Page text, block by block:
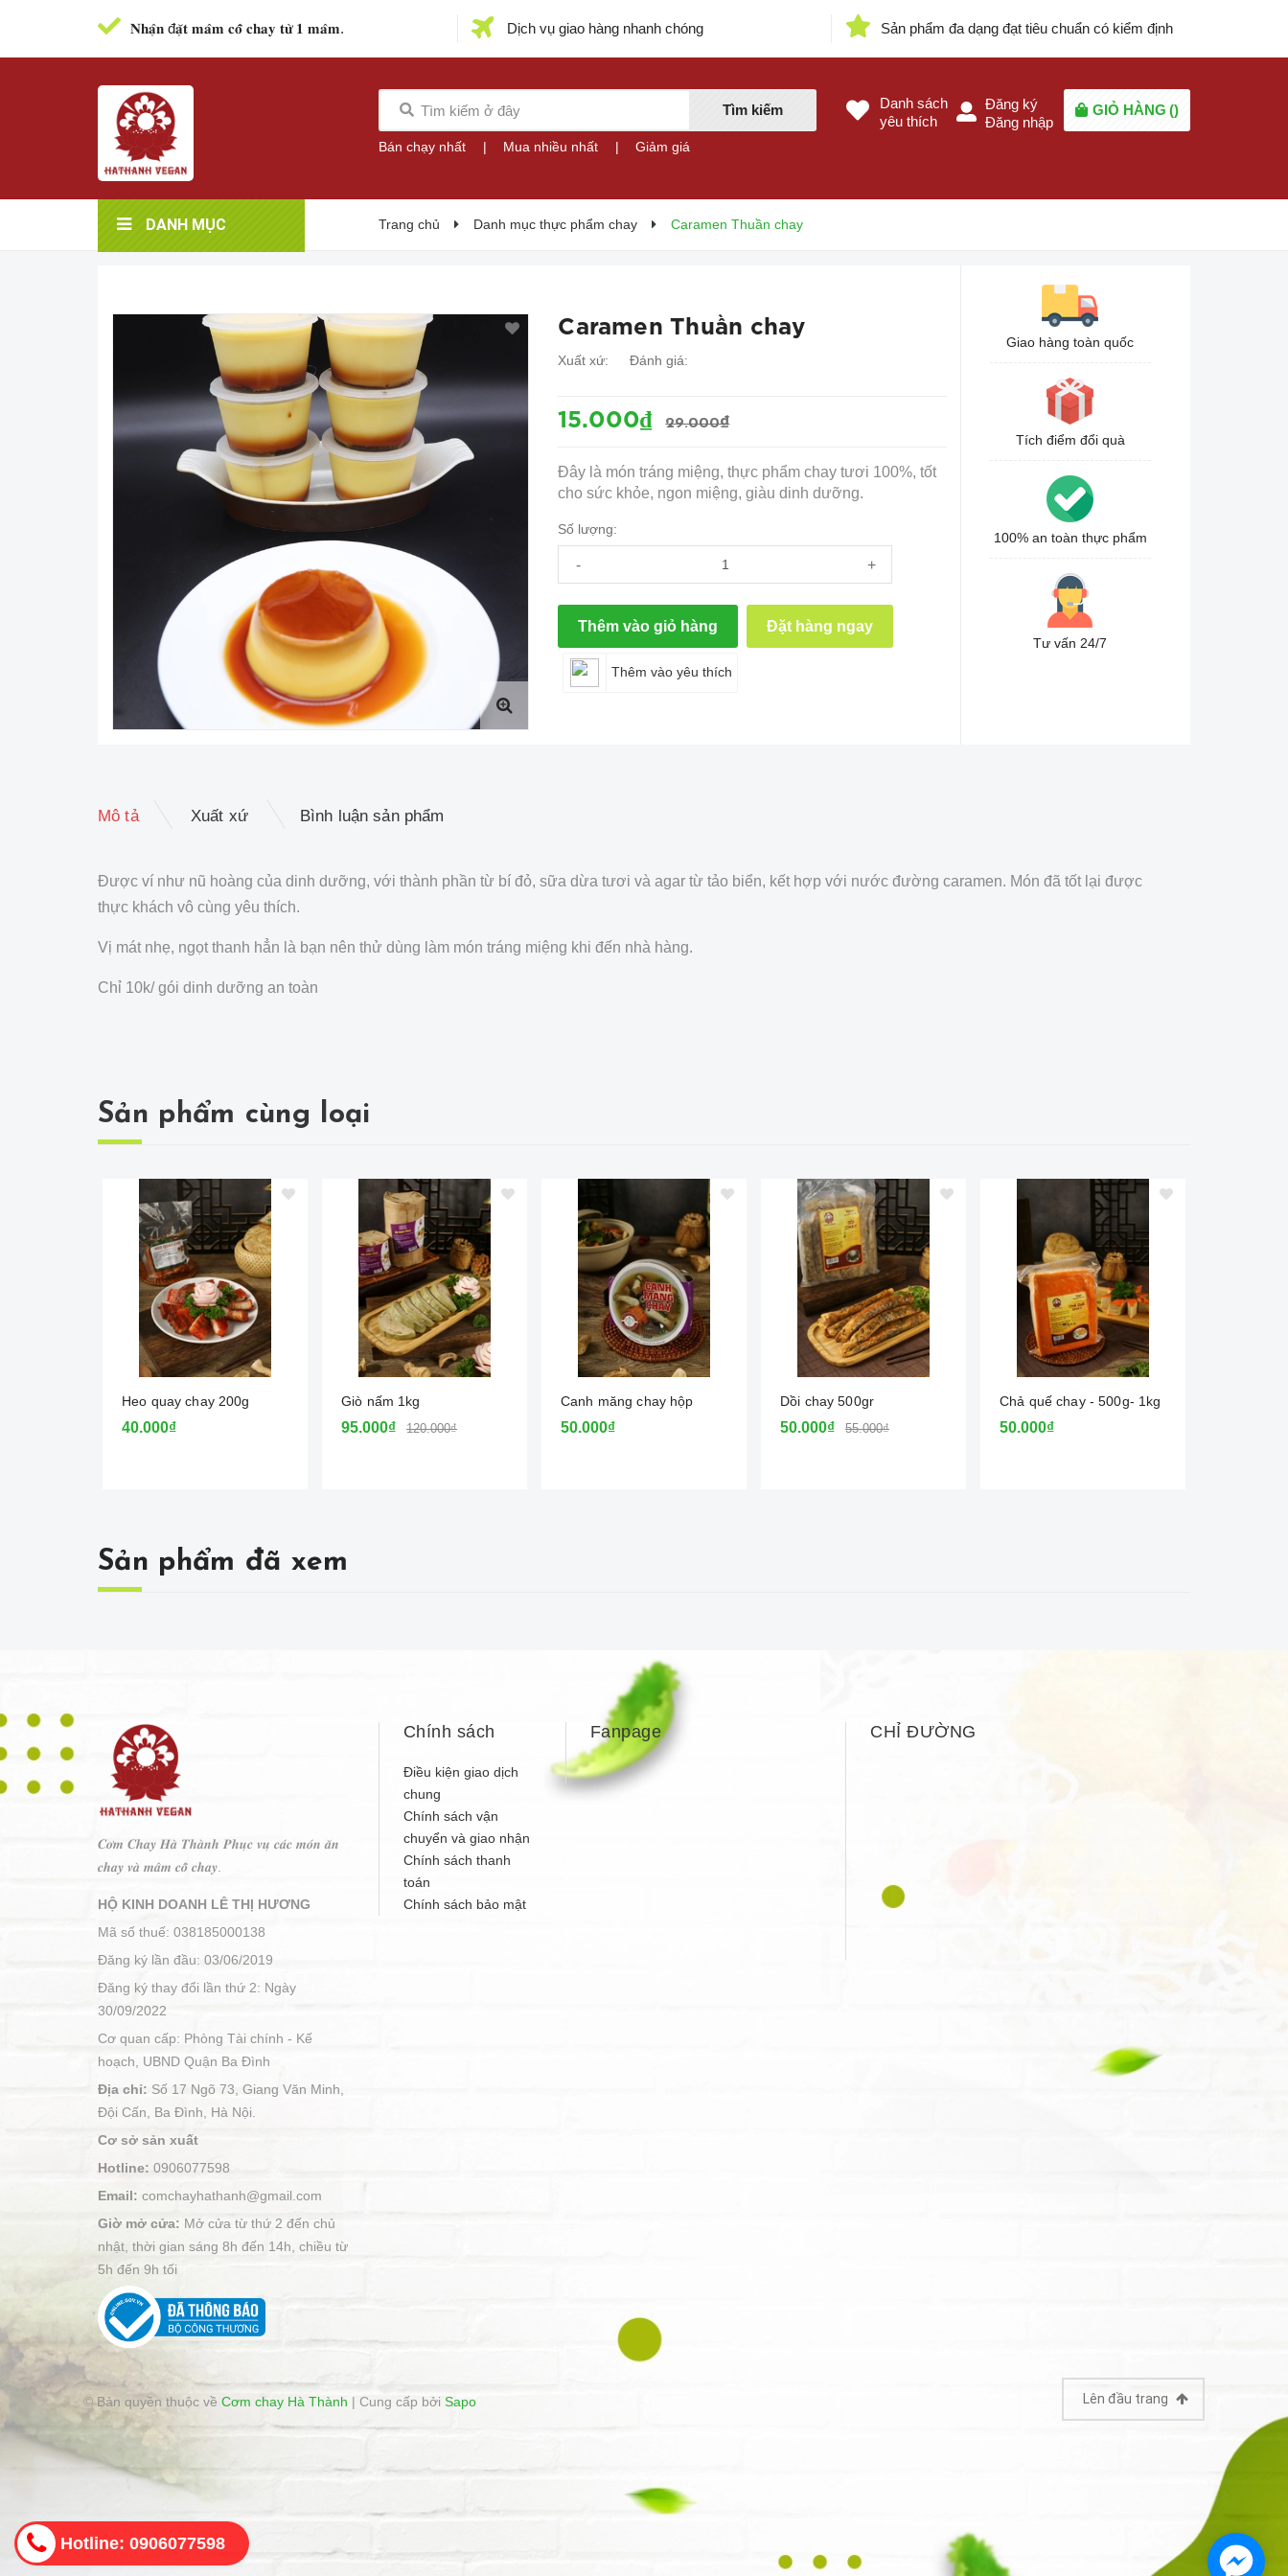
𝐍𝐡𝐚̣̂𝐧 đ𝐚̣̆𝐭 𝐦𝐚̂𝐦 𝐜𝐨̂̃ 𝐜𝐡𝐚𝐲 𝐭𝐮̛̀ 𝟏 𝐦𝐚̂𝐦. Dịch vụ giao hàng nhanh chóng Sản phẩm đa dạng đạt tiêu chuẩn có kiểm định
Tìm kiếm
Bán chạy nhất | Mua nhiều nhất | Giảm giá
Danh sách
yêu thích
Đăng ký
Đăng nhập
GIỎ HÀNG ()
DANH MỤC Trang chủ Danh mục thực phẩm chay Caramen Thuần chay
Caramen Thuần chay
Xuất xứ: Đánh giá:
15.000₫ 29.000₫
Đây là món tráng miệng, thực phẩm chay tươi 100%, tốt
cho sức khỏe, ngon miệng, giàu dinh dưỡng.
Số lượng:
- +
Thêm vào giỏ hàng Đặt hàng ngay
Thêm vào yêu thích
Giao hàng toàn quốc
Tích điểm đổi quà
100% an toàn thực phẩm
Tư vấn 24/7
Mô tả Xuất xứ Bình luận sản phẩm
Được ví như nũ hoàng của dinh dưỡng, với thành phần từ bí đỏ, sữa dừa tươi và agar từ tảo biển, kết hợp với nước đường caramen. Món đã tốt lại được
thực khách vô cùng yêu thích.
Vị mát nhẹ, ngọt thanh hẳn là bạn nên thử dùng làm món tráng miệng khi đến nhà hàng.
Chỉ 10k/ gói dinh dưỡng an toàn
Sản phẩm cùng loại
Heo quay chay 200g
40.000₫
Giò nấm 1kg
95.000₫ 120.000₫
Canh măng chay hộp
50.000₫
Dồi chay 500gr
50.000₫ 55.000₫
Chả quế chay - 500g- 1kg
50.000₫
Sản phẩm đã xem
𝑪𝒐̛𝒎 𝑪𝒉𝒂𝒚 𝑯𝒂̀ 𝑻𝒉𝒂̀𝒏𝒉 𝑷𝒉𝒖̣𝒄 𝒗𝒖̣ 𝒄𝒂́𝒄 𝒎𝒐́𝒏 𝒂̆𝒏
𝒄𝒉𝒂𝒚 𝒗𝒂̀ 𝒎𝒂̂𝒎 𝒄𝒐̂̃ 𝒄𝒉𝒂𝒚.
HỘ KINH DOANH LÊ THỊ HƯƠNG
Mã số thuế: 038185000138
Đăng ký lần đầu: 03/06/2019
Đăng ký thay đổi lần thứ 2: Ngày
30/09/2022
Cơ quan cấp: Phòng Tài chính - Kế
hoạch, UBND Quận Ba Đình
Địa chỉ: Số 17 Ngõ 73, Giang Văn Minh,
Đội Cấn, Ba Đình, Hà Nội.
Cơ sở sản xuất
Hotline: 0906077598
Email: comchayhathanh@gmail.com
Giờ mở cửa: Mở cửa từ thứ 2 đến chủ
nhật, thời gian sáng 8h đến 14h, chiều từ
5h đến 9h tối
Chính sách
Điều kiện giao dịch
chung
Chính sách vận
chuyển và giao nhận
Chính sách thanh
toán
Chính sách bảo mật
Fanpage CHỈ ĐƯỜNG
© Bản quyền thuộc về Cơm chay Hà Thành | Cung cấp bởi Sapo Lên đầu trang
Hotline: 0906077598